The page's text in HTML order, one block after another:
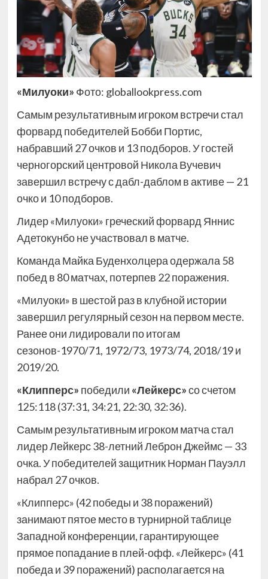
«Милуоки» Фото: globallookpress.com
Самым результативным игроком встречи стал
форвард победителей Бобби Портис,
набравший 27 очков и 13 подборов. У гостей
черногорский центровой Никола Вучевич
завершил встречу с дабл-даблом в активе — 21
очко и 10 подборов.
Лидер «Милуоки» греческий форвард Яннис
Адетокунбо не участвовал в матче.
Команда Майка Буденхолцера одержала 58
побед в 80 матчах, потерпев 22 поражения.
«Милуоки» в шестой раз в клубной истории
завершил регулярный сезон на первом месте.
Ранее они лидировали по итогам
сезонов-1970/71, 1972/73, 1973/74, 2018/19 и
2019/20.
«Клипперс» победили «Лейкерс»со счетом
125:118 (37:31, 34:21, 22:30, 32:36).
Самым результативным игроком матча стал
лидер Лейкерс 38-летний Леброн Джеймс — 33
очка. У победителей защитник Норман Пауэлл
набрал 27 очков.
«Клипперс» (42 победы и 38 поражений)
занимают пятое место в турнирной таблице
Западной конференции, гарантирующее
прямое попадание в плей-офф. «Лейкерс» (41
победа и 39 поражений) располагается на